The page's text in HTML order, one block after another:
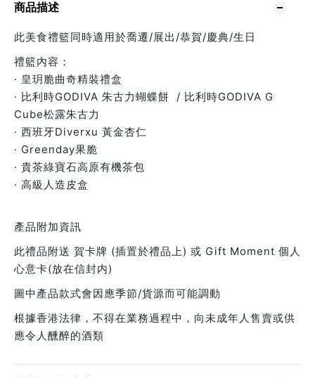
商品描述
此美食禮籃同時適用於喬遷/展出/恭賀/慶典/生日
禮籃內容：
· 皇玥脆曲奇精裝禮盒
· 比利時GODIVA 朱古力蝴蝶餅 / 比利時GODIVA G
Cube松露朱古力
· 西班牙Diverxu 黃金杏仁
· Greenday果脆
· 貴茶綠寶石高原有機茶包
· 高級人造皮盒
產品附加資訊
此禮品附送 賀卡牌 (插置於禮品上) 或 Gift Moment 個人
心意卡(放在信封内)
圖中產品款式會因應季節/貨源而可能調動
根據香港法律，不得在業務過程中，向未成年人售賣或供
應令人醺醉的酒類